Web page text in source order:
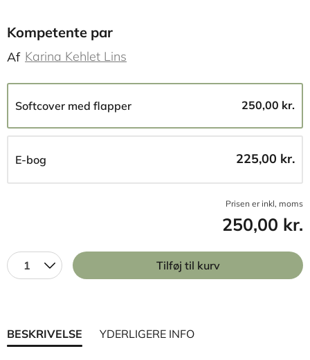
Kompetente par
Af Karina Kehlet Lins
Softcover med flapper 250,00 kr.
E-bog 225,00 kr.
Prisen er inkl, moms
250,00 kr.
1 Tilføj til kurv
BESKRIVELSE YDERLIGERE INFO